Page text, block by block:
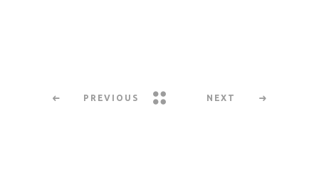
PREVIOUS NEXT